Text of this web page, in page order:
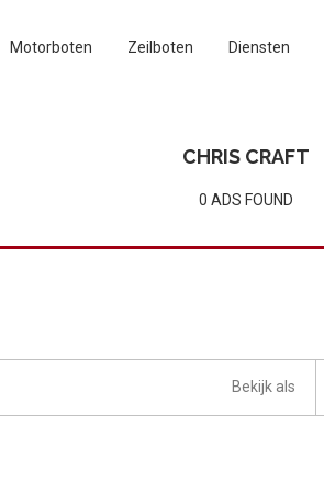
Motorboten Zeilboten Diensten
CHRIS CRAFT
0 ADS FOUND
Bekijk als